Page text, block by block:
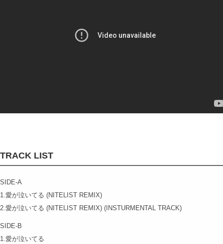
TRACK LIST
SIDE-A
1.愛が泣いてる (NITELIST REMIX)
2.愛が泣いてる (NITELIST REMIX) (INSTURMENTAL TRACK)
SIDE-B
1.愛が泣いてる